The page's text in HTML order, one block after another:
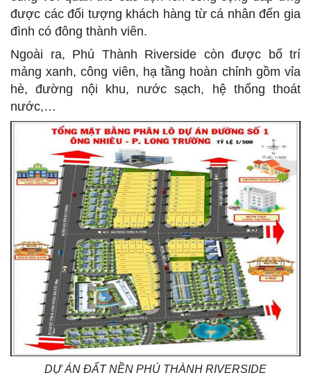
được các đối tượng khách hàng từ cá nhân đến gia
đình có đông thành viên.
Ngoài ra, Phú Thành Riverside còn được bố trí
mảng xanh, công viên, hạ tầng hoàn chỉnh gồm vỉa
hè, đường nội khu, nước sạch, hệ thống thoát
nước,…
DỰ ÁN ĐẤT NỀN PHÚ THÀNH RIVERSIDE